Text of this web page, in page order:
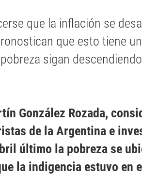
que la inflación se
que esto tiene
sigan
González Rozada,
de la Argentina e
último la pobreza se
la indigencia estuvo en